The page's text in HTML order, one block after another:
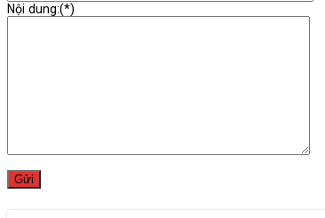
Nội dung:(*)